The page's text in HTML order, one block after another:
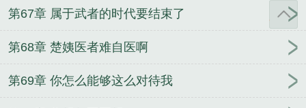
第67章 属于武者的时代要结束了
第68章 楚姨医者难自医啊
第69章 你怎么能够这么对待我